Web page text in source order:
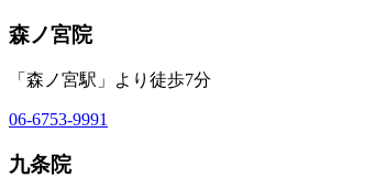
森ノ宮院
「森ノ宮駅」より徒歩7分
06-6753-9991
九条院